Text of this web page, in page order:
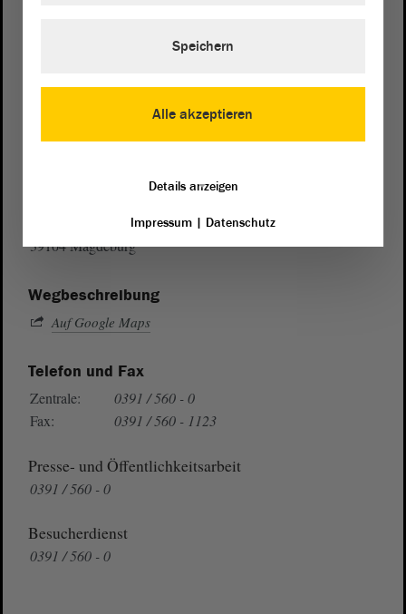
39104 Magdeburg
Wegbeschreibung
Auf Google Maps
Telefon und Fax
Zentrale:
0391 / 560 - 0
Fax:
0391 / 560 - 1123
Presse- und Öffentlichkeitsarbeit
0391 / 560 - 0
Besucherdienst
0391 / 560 - 0
Alle akzeptieren
Speichern
Details anzeigen
Impressum| Datenschutz